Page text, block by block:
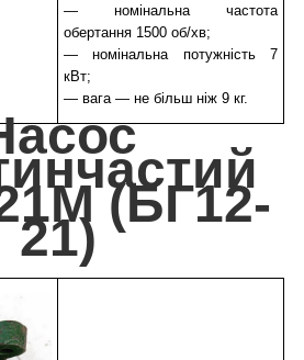
— номінальна частота
обертання 1500 об/хв;
— номінальна потужність 7
кВт;
— вага — не більш ніж 9 кг.
(БГ12-
21)